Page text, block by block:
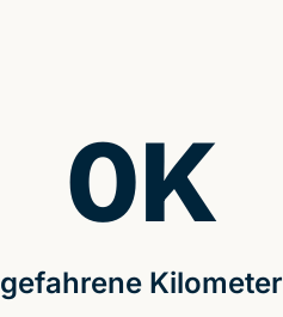
gefahrene Kilometer
0K